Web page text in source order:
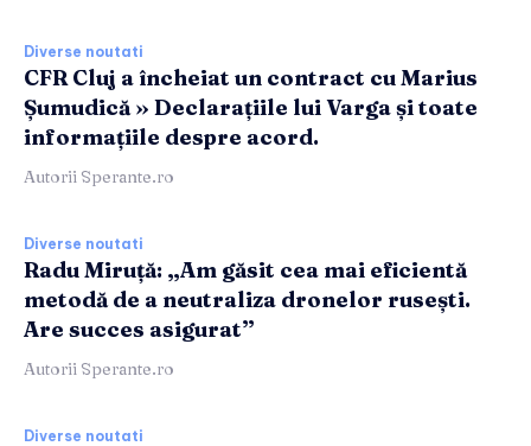
Diverse noutati
CFR Cluj a încheiat un contract cu Marius
Șumudică » Declarațiile lui Varga și toate
informațiile despre acord.
Autorii Sperante.ro
Diverse noutati
Radu Miruță: „Am găsit cea mai eficientă
metodă de a neutraliza dronelor rusești.
Are succes asigurat”
Autorii Sperante.ro
Diverse noutati